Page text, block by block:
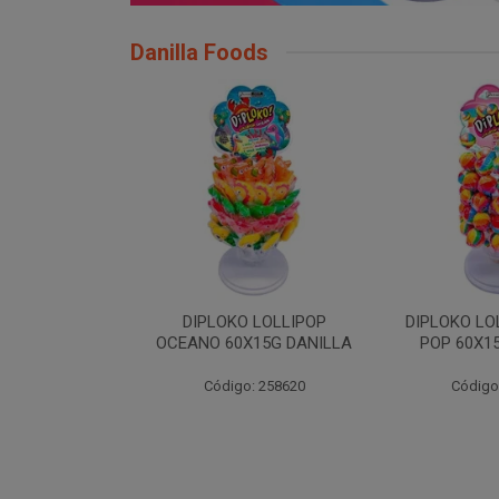
Danilla Foods
DIPLOKO LOLLIPOP ARCO
POP 60X15G DANILLA
Código: 258621
DIPLOKO
CUBO